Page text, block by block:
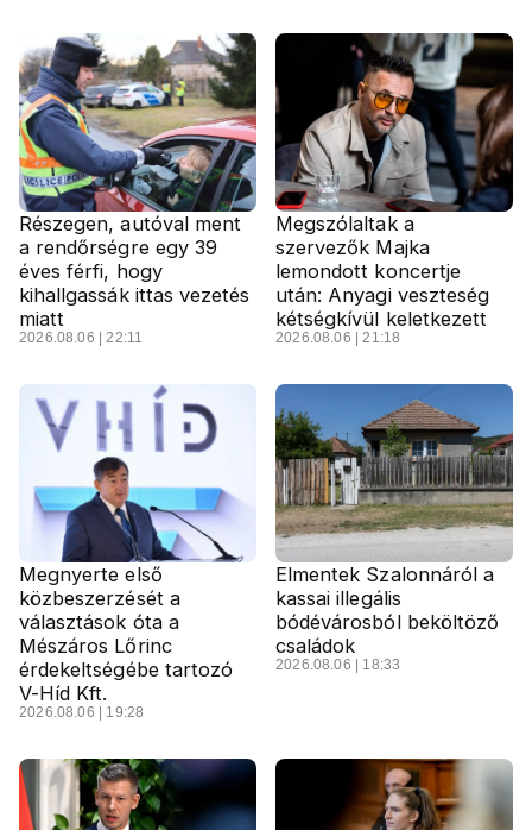
Részegen, autóval ment
a rendőrségre egy 39
éves férfi, hogy
kihallgassák ittas vezetés
miatt
2026.08.06 | 22:11
Megszólaltak a
szervezők Majka
lemondott koncertje
után: Anyagi veszteség
kétségkívül keletkezett
2026.08.06 | 21:18
Megnyerte első
közbeszerzését a
választások óta a
Mészáros Lőrinc
érdekeltségébe tartozó
V-Híd Kft.
2026.08.06 | 19:28
Elmentek Szalonnáról a
kassai illegális
bódévárosból beköltöző
családok
2026.08.06 | 18:33